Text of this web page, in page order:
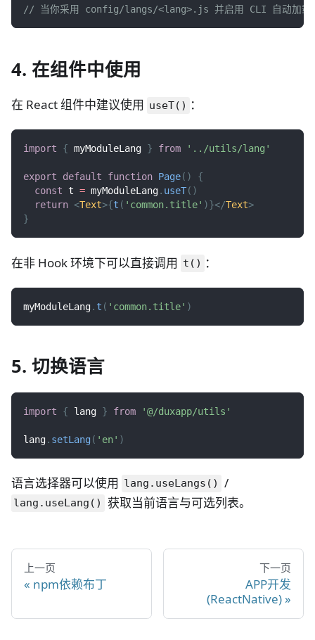
// 当你采用 config/langs/<lang>.js 并启用 CLI 自动加载时
4. 在组件中使用
在 React 组件中建议使用 useT() ：
import { myModuleLang } from '../utils/lang'
export default function Page( )
{
const t = myModuleLang. useT( )
return <Text>{t ( 'common.title' )}</Text>
}
在非 Hook 环境下可以直接调用 t() ：
myModuleLang. t ( 'common.title' )
5. 切换语言
import { lang } from '@/duxapp/utils'
lang. setLang( 'en' )
语言选择器可以使用 lang.useLangs() /
lang.useLang() 获取当前语言与可选列表。
上一页
npm依赖布丁
下一页
APP开发
(ReactNative)